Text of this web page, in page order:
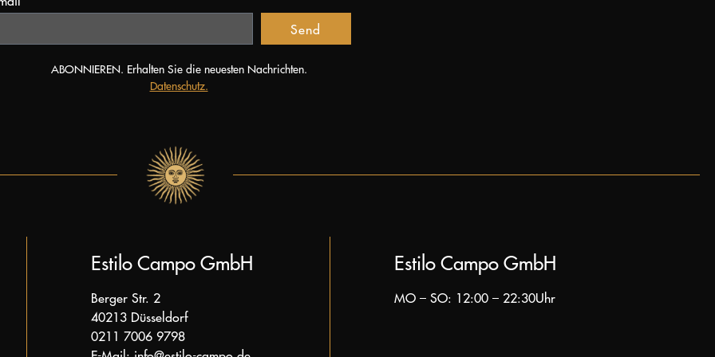
Send
ABONNIEREN. Erhalten Sie die neuesten Nachrichten.
Datenschutz.
Estilo Campo GmbH
Berger Str. 2
40213 Düsseldorf
0211 7006 9798
Estilo Campo GmbH
MO – SO: 12:00 – 22:30Uhr